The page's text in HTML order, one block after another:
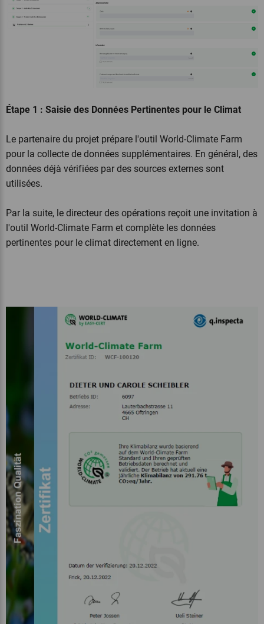
Étape 1 : Saisie des Données Pertinentes pour le Climat
Le partenaire du projet prépare l'outil World-Climate Farm
pour la collecte de données supplémentaires. En général, des
données déjà vérifiées par des sources externes sont
utilisées.
Par la suite, le directeur des opérations reçoit une invitation à
l'outil World-Climate Farm et complète les données
pertinentes pour le climat directement en ligne.